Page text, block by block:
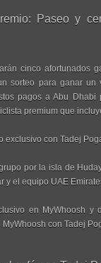
Paseo y
cinco afortunados
sorteo para ganar un
pagos a Abu Dhabi
premium que
exclusivo con Tadej
por la isla de
y el equipo UAE
en MyWhoosh y
con Tadej